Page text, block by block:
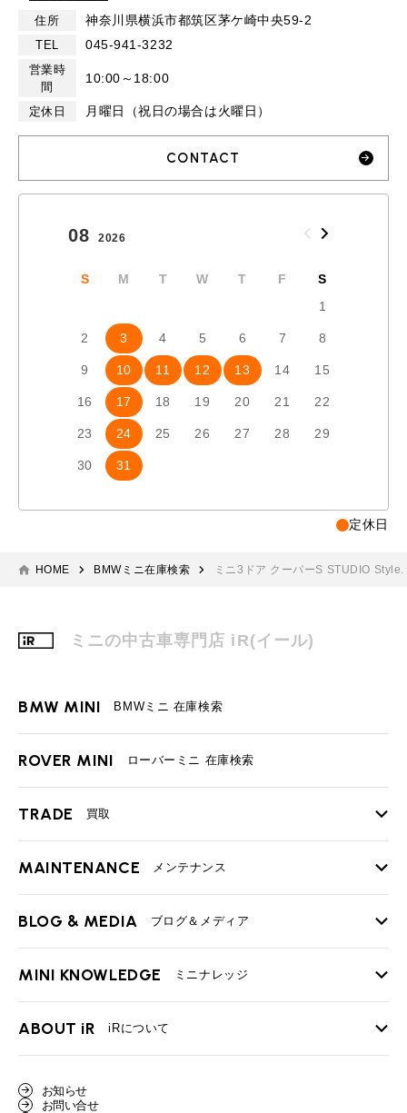
住所 神奈川県横浜市都筑区茅ケ崎中央59-2
TEL 045-941-3232
営業時
間
10:00～18:00
定休日 月曜日（祝日の場合は火曜日）
CONTACT
08 2026
S M T W T F
S
1
2 3 4 5 6 7 8
9 10 11 12 13 14 15
16 17 18 19 20 21 22
23 24 25 26 27 28 29
30 31
定休日
HOME BMWミニ在庫検索 ミニ3ドア クーパーS STUDIO Style.
ミニの中古車専門店 iR(イール)
BMW MINI BMWミニ 在庫検索
ROVER MINI ローバーミニ 在庫検索
TRADE 買取
TOP
必要書類
BMWミニ買取査定依頼
MAINTENANCE メンテナンス
TOP
最近の修理実績
BLOG & MEDIA ブログ＆メディア
TOP
User's Voice 購入者様の声
Part's Report
MINI KNOWLEDGE ミニナレッジ
TOP
ローバーミニナレッジ
ABOUT iR iRについて
お知らせ
お問い合せ